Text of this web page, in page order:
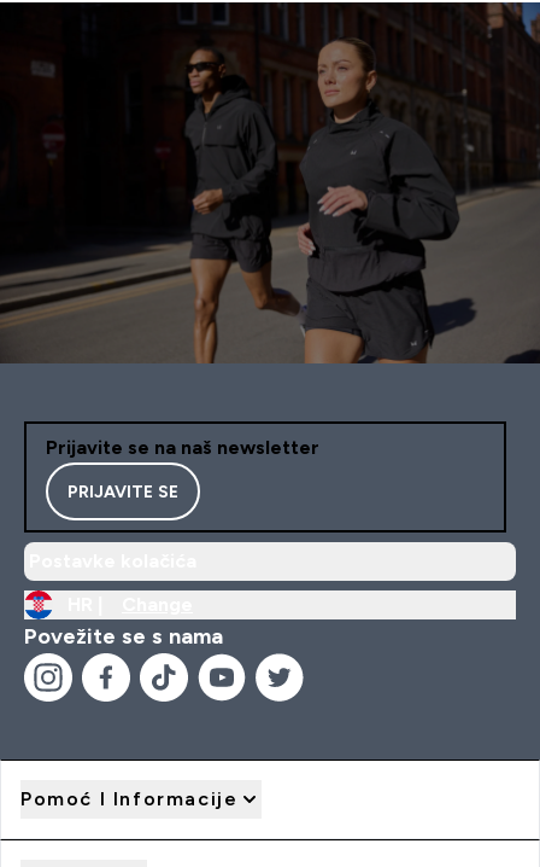
Prijavite se na naš newsletter
PRIJAVITE SE
Povežite se s nama
Pomoć I Informacije